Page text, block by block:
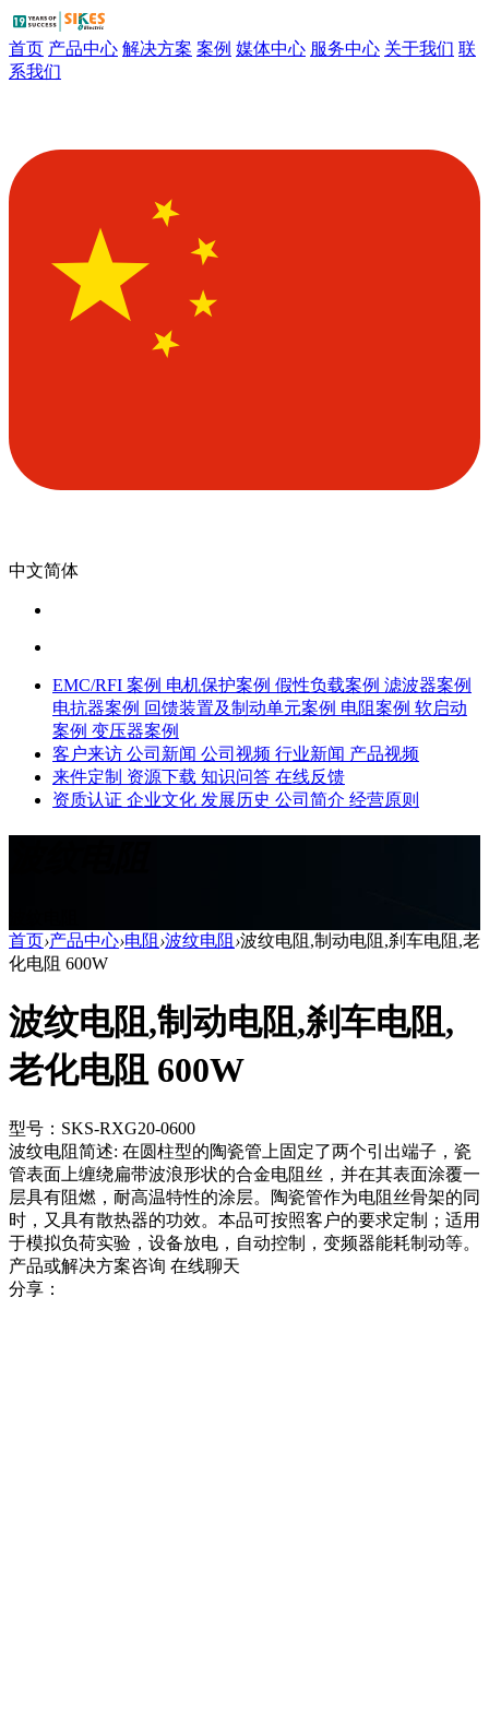
首页 产品中心 解决方案 案例 媒体中心 服务中心 关于我们 联
系我们
中文简体
EMC/RFI 案例 电机保护案例 假性负载案例 滤波器案例
电抗器案例 回馈装置及制动单元案例 电阻案例 软启动
案例 变压器案例
客户来访 公司新闻 公司视频 行业新闻 产品视频
来件定制 资源下载 知识问答 在线反馈
资质认证 企业文化 发展历史 公司简介 经营原则
首页›产品中心›电阻 ›波纹电阻 ›波纹电阻,制动电阻,刹车电阻,老
化电阻 600W
波纹电阻,制动电阻,刹车电阻,
老化电阻 600W
型号：SKS-RXG20-0600
波纹电阻简述: 在圆柱型的陶瓷管上固定了两个引出端子，瓷
管表面上缠绕扁带波浪形状的合金电阻丝，并在其表面涂覆一
层具有阻燃，耐高温特性的涂层。陶瓷管作为电阻丝骨架的同
时，又具有散热器的功效。本品可按照客户的要求定制；适用
于模拟负荷实验，设备放电，自动控制，变频器能耗制动等。
产品或解决方案咨询 在线聊天
分享：